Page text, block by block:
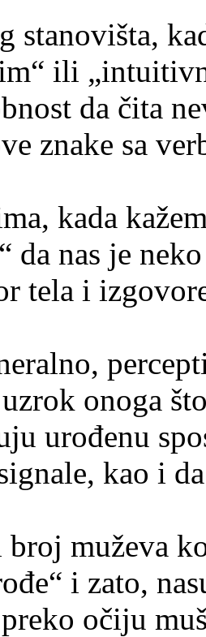
stanovišta,
ili
da čita
znake sa
kada
da nas je
tela i
onoga
urođenu
kao i
muževa
i zato,
očiju